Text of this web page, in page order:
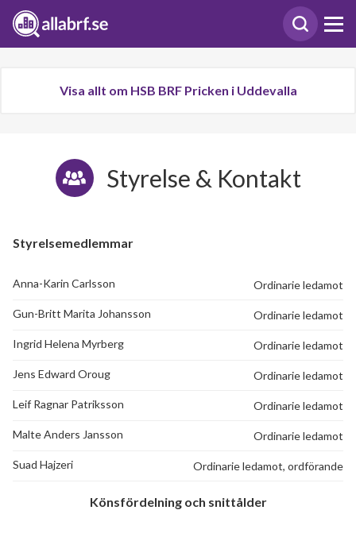
Visa allt om HSB BRF Pricken i Uddevalla
Styrelse & Kontakt
Styrelsemedlemmar
Anna-Karin Carlsson Ordinarie ledamot
Gun-Britt Marita Johansson Ordinarie ledamot
Ingrid Helena Myrberg Ordinarie ledamot
Jens Edward Oroug Ordinarie ledamot
Leif Ragnar Patriksson Ordinarie ledamot
Malte Anders Jansson Ordinarie ledamot
Suad Hajzeri Ordinarie ledamot, ordförande
Könsfördelning och snittålder